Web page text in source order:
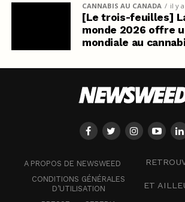
CANNABIS AU CANADA il y
[Le trois-feuilles]
monde 2026 offre
mondiale au
A PROPOS DE NEWSWEED
CONDITIONS GÉNÉRALES
D’UTILISATION
ET